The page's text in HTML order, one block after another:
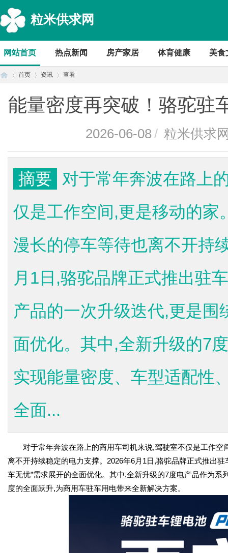
粒米供求网
网站首页 热点新闻 房产家居 体育健康 美食
首页 资讯 查看
能量密度再突破！骆驼驻
2026-06-08/ 粒米供求
摘要
对于常年奔波在路上
仅是工作空间,更是移动的家
漫长的停车等待也离不开持
月1日,骆驼品牌正式推出驻
产品的一次升级迭代,更是围
面优化。其中,全新升级的7
实现能量密度、车型适配性
全面...
对于常年奔波在路上的商用车司机来说,驾驶室不仅是工作空
离不开持续稳定的电力支撑。2026年6月1日,骆驼品牌正式推出
车无忧”需求展开的全面优化。其中,全新升级的7度电产品作为
度的全面跃升,为商用车驻车用电带来全新解决方案。